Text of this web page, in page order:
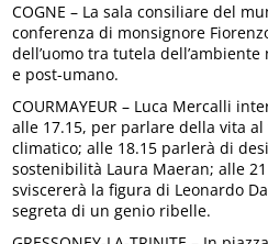
COGNE – La sala consiliare del
conferenza di monsignore
dell’uomo tra tutela
e post-umano.
COURMAYEUR – Luca Mercalli
alle 17.15, per parlare della vita
climatico; alle 18.15 parlerà di
sostenibilità Laura Maeran; alle
sviscererà la figura di Leonardo
segreta di un genio ribelle.